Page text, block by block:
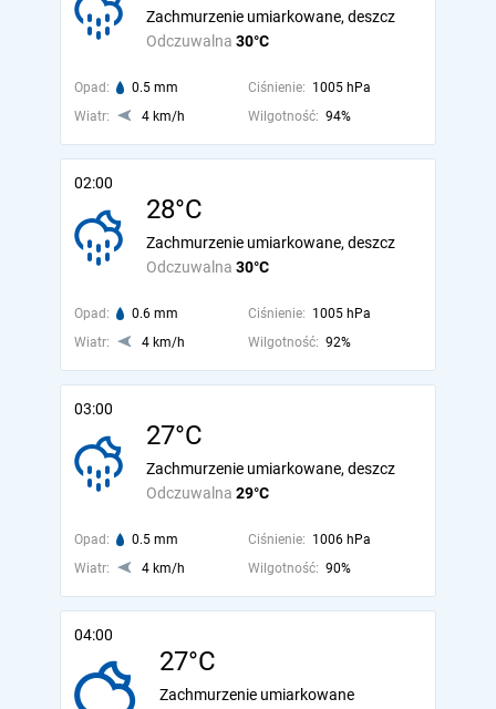
Odczuwalna 30°C
Zachmurzenie umiarkowane, deszcz
Opad: 0.5 mm Ciśnienie: 1005 hPa
Wiatr:
4 km/h Wilgotność: 94%
02:00
28°C
Odczuwalna 30°C
Zachmurzenie umiarkowane, deszcz
Opad: 0.6 mm Ciśnienie: 1005 hPa
Wiatr:
4 km/h Wilgotność: 92%
03:00
27°C
Odczuwalna 29°C
Zachmurzenie umiarkowane, deszcz
Opad: 0.5 mm Ciśnienie: 1006 hPa
Wiatr:
4 km/h Wilgotność: 90%
04:00
27°C
Zachmurzenie umiarkowane